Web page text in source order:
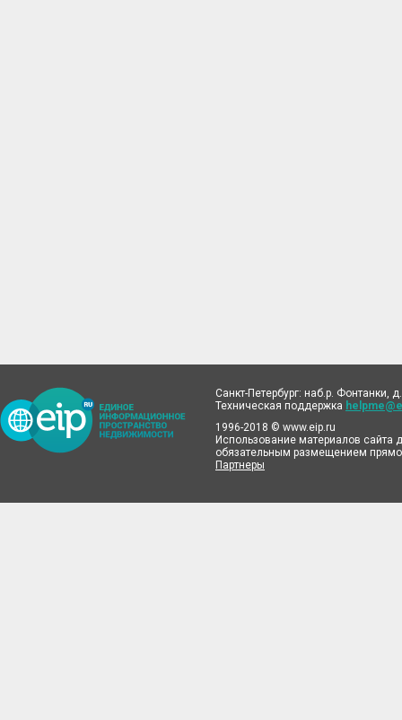
Санкт-Петербург: наб.р. Фонтанки,
Техническая поддержка
1996-2018 © www.eip.ru
Использование материалов сайта
обязательным размещением
Партнеры